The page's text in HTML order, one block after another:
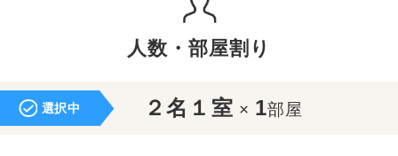
人数・部屋割り
選択中 ２名１室 × 1部屋